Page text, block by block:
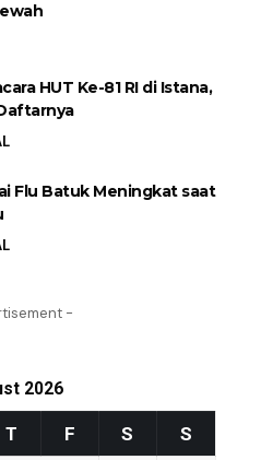
HUT Ke-81 RI di Istana,
Flu Batuk Meningkat saat
-
2026
T F S S